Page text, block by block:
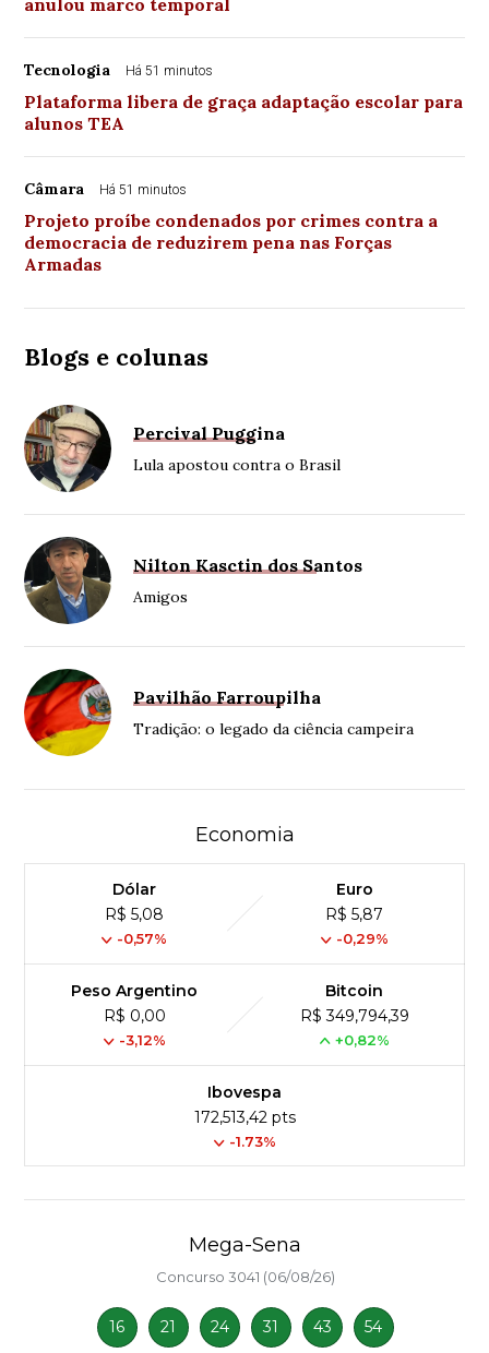
anulou marco temporal
Tecnologia Há 51 minutos
Plataforma libera de graça adaptação escolar para
alunos TEA
Câmara Há 51 minutos
Projeto proíbe condenados por crimes contra a
democracia de reduzirem pena nas Forças
Armadas
Blogs e colunas
Percival Puggina
Lula apostou contra o Brasil
Nilton Kasctin dos Santos
Amigos
Pavilhão Farroupilha
Tradição: o legado da ciência campeira
Economia
Dólar
R$ 5,08
-0,57%
Euro
R$ 5,87
-0,29%
Peso Argentino
R$ 0,00
-3,12%
Bitcoin
R$ 349,794,39
+0,82%
Ibovespa
172,513,42 pts
-1.73%
Mega-Sena
Concurso 3041 (06/08/26)
16 21 24 31 43 54